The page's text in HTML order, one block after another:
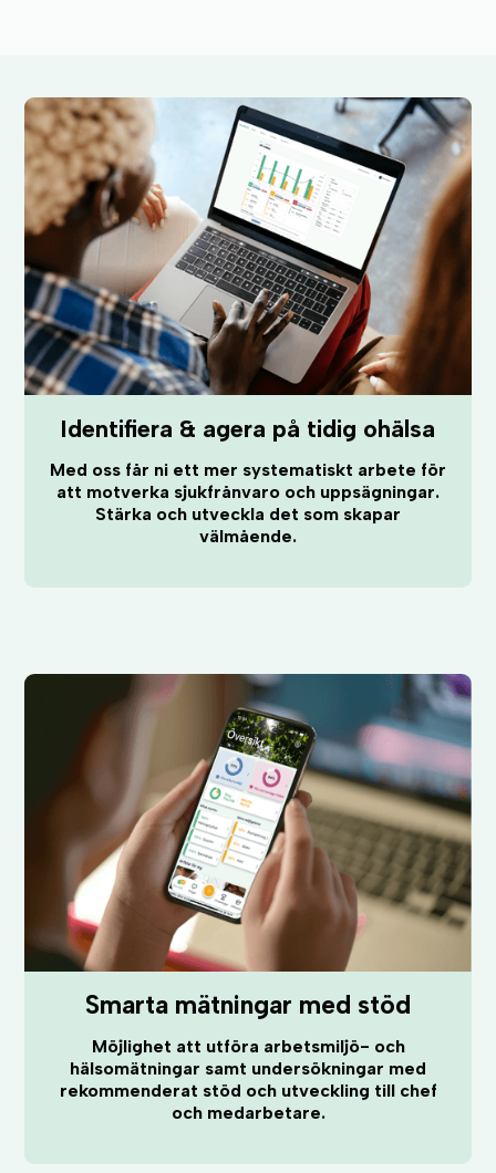
Identifiera & agera på tidig ohälsa
Med oss får ni ett mer systematiskt arbete för
att motverka sjukfrånvaro och uppsägningar.
Stärka och utveckla det som skapar
välmående.
Smarta mätningar med stöd
Möjlighet att utföra arbetsmiljö- och
hälsomätningar samt undersökningar med
rekommenderat stöd och utveckling till chef
och medarbetare.